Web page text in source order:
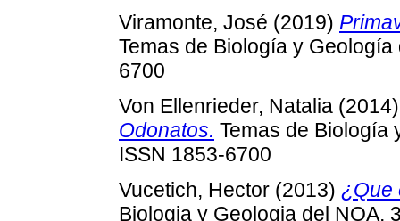
Viramonte, José (2019)
Temas de Biología y
6700
Von Ellenrieder, Natalia
Odonatos. Temas de Biología
ISSN 1853-6700
Vucetich, Hector (2013) ¿Que
Biologia y Geologia del NOA,